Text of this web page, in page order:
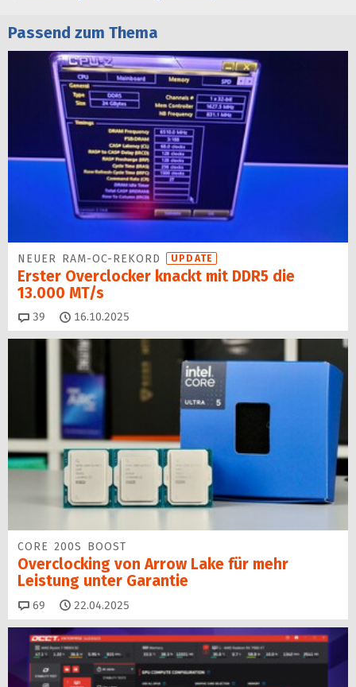
Passend zum Thema
NEUER RAM-OC-REKORD UPDATE
Erster Overclocker knackt mit DDR5 die
13.000 MT/s
39 Kommentare
16.10.2025
CORE 200S BOOST
Overclocking von Arrow Lake für mehr
Leistung unter Garantie
69 Kommentare
22.04.2025